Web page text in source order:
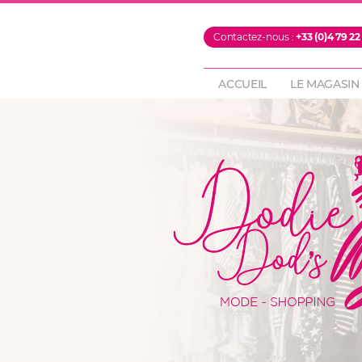
Contactez-nous :+33 (0)4 79
ACCUEIL LE MAGASIN
PANTALONS
FOULARDS &